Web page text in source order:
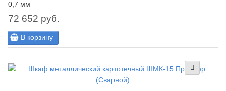
0,7 мм
72 652 руб.
В корзину